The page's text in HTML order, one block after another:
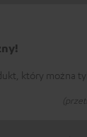
który można